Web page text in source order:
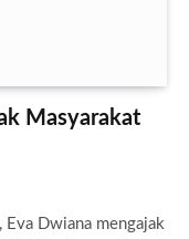
Masyarakat
Eva Dwiana mengajak